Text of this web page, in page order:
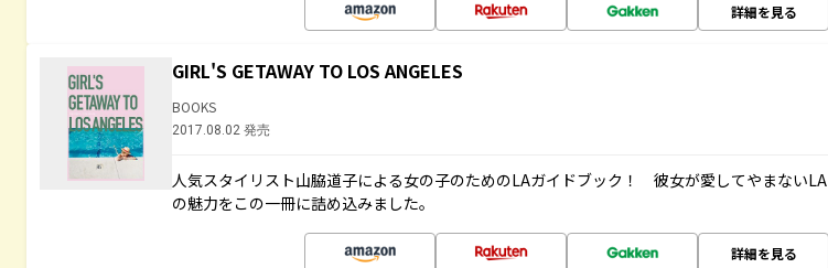
詳細を見る
GIRL'S GETAWAY TO LOS ANGELES
BOOKS
2017.08.02 発売
人気スタイリスト山脇道子による女の子のためのLAガイドブック！ 彼女が愛してやまないLA
の魅力をこの一冊に詰め込みました。
詳細を見る